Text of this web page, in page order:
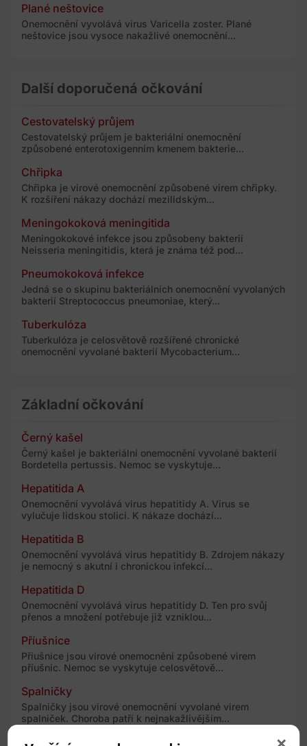
Plané neštovice
Onemocnění vyvolává virus Varicella zoster. Plané
neštovice jsou vysoce nakažlivé onemocnění...
Další doporučená očkování
Cestovatelský průjem
Cestovatelský průjem je bakteriální onemocnění
způsobené enterotoxigenním kmenem bakterie...
Chřipka
Chřipka je virové onemocnění způsobené virem chřipky.
K rozšíření nákazy dochází mezilidským...
Meningokoková meningitida
Meningokokové infekce jsou způsobeny bakterií
Neisseria meningitidis, která je známa též pod...
Pneumokoková infekce
Jedná se o skupinu bakteriálních onemocnění vyvolaných
bakterií Streptococcus pneumoniae, který...
Tuberkulóza
Tuberkulóza je celosvětově rozšířené chronické
onemocnění vyvolané bakterií Mycobacterium...
Základní očkování
Černý kašel
Černý kašel je bakteriální onemocnění vyvolané bakterií
Bordetella pertussis. Nemoc se vyskytuje...
Hepatitida A
Onemocnění vyvolává virus hepatitidy A. Virus se
vylučuje lidskou stolicí. K nákaze dochází...
Hepatitida B
Onemocnění vyvolává virus hepatitidy B. Zdrojem nákazy
je nemocný s akutní i chronickou infekcí...
Hepatitida D
Onemocnění vyvolává virus hepatitidy D. Ten pro svůj
přenos a množení potřebuje již vzniklou...
Příušnice
Příušnice jsou virové onemocnění způsobené virem
příušnic. Nemoc se vyskytuje celosvětově...
Spalničky
Spalničky jsou virové onemocnění vyvolané virem
spalniček. Choroba patří k nejnakažlivějším...
Tetanus